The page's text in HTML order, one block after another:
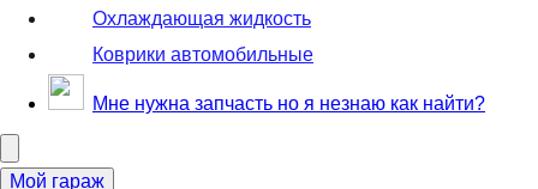
Охлаждающая жидкость
Коврики автомобильные
Мне нужна запчасть но я незнаю как найти?